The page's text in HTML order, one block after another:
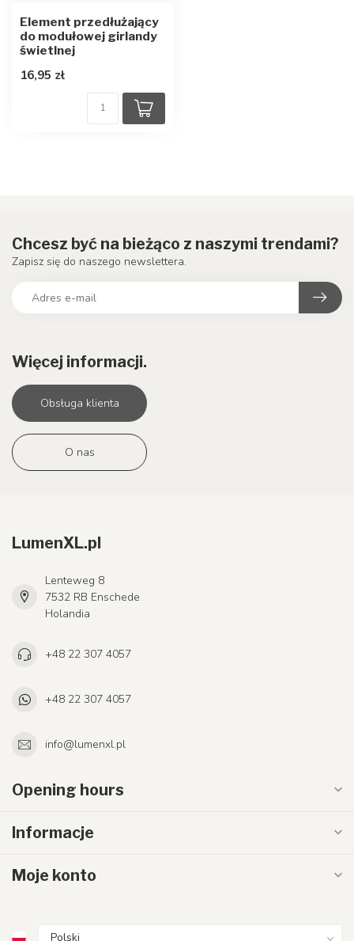
Element przedłużający
do modułowej girlandy
świetlnej
16,95 zł
Więcej informacji.
Obsługa klienta
O nas
Chcesz być na bieżąco z naszymi trendami?
Zapisz się do naszego newslettera.
LumenXL.pl
Lenteweg 8
7532 RB Enschede
Holandia
+48 22 307 4057
+48 22 307 4057
info@lumenxl.pl
Opening hours
Informacje
Moje konto